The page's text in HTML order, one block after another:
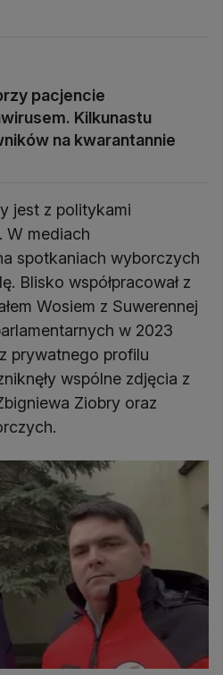
pacjencie
Kilkunastu
na kwarantannie
jest z politykami
W mediach
spotkaniach wyborczych
Blisko współpracował z
Wosiem z Suwerennej
w 2023
prywatnego profilu
wspólne zdjęcia z
Ziobry oraz